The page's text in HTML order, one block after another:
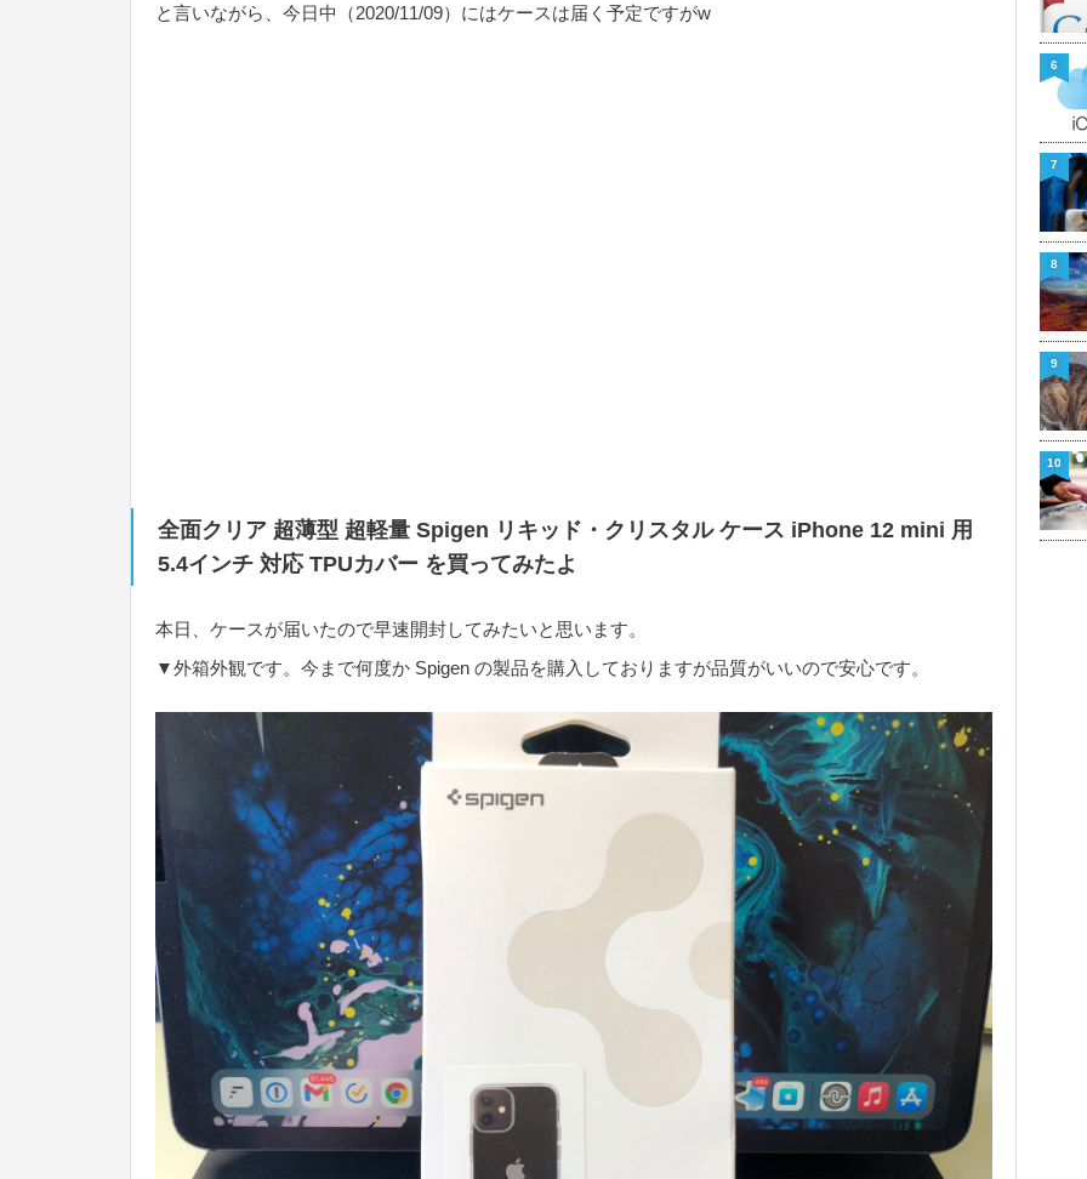
と言いながら、今日中（2020/11/09）にはケースは届く予定ですがw
全面クリア 超薄型 超軽量 Spigen リキッド・クリスタル ケース iPhone 12 mini 用
5.4インチ 対応 TPUカバー を買ってみたよ
本日、ケースが届いたので早速開封してみたいと思います。
▼外箱外観です。今まで何度か Spigen の製品を購入しておりますが品質がいいので安心です。
6
7
8
9
10